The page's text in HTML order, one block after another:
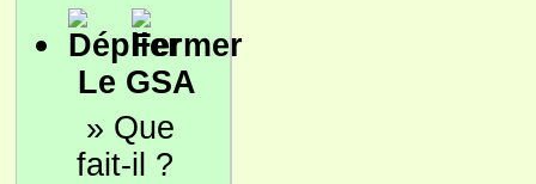
Le GSA
» Que
fait-il ?